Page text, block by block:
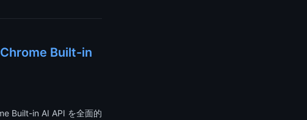
Chrome Built-in
Built-in AI API を全面的